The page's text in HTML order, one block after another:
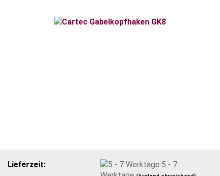
Lieferzeit:
5 - 7